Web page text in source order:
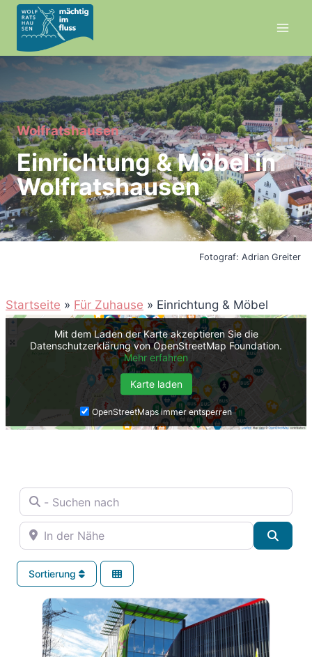
Zum
Inhalt
springen
Wolfratshausen
Einrichtung & Möbel in
Wolfratshausen
Fotograf: Adrian Greiter
Startseite » Für Zuhause » Einrichtung & Möbel
Mit dem Laden der Karte akzeptieren Sie die
Datenschutzerklärung von OpenStreetMap Foundation.
Mehr erfahren
Karte laden
OpenStreetMaps immer entsperren
- Suchen nach
In der Nähe
Sortierung